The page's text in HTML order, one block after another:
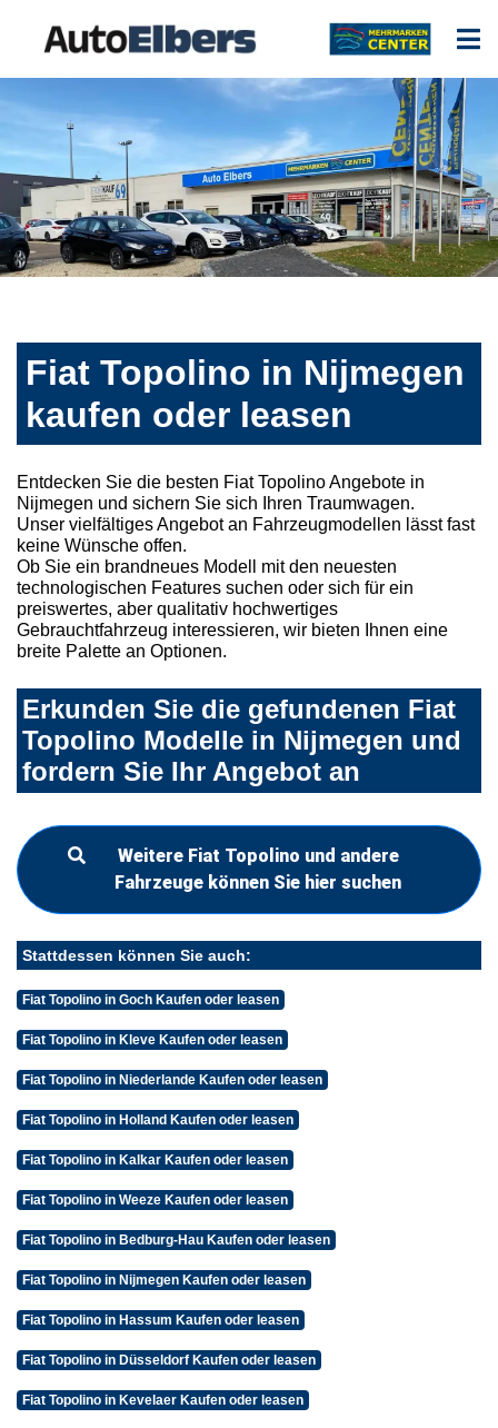
Fiat Topolino in Nijmegen
kaufen oder leasen
Entdecken Sie die besten Fiat Topolino Angebote in
Nijmegen und sichern Sie sich Ihren Traumwagen.
Unser vielfältiges Angebot an Fahrzeugmodellen lässt fast
keine Wünsche offen.
Ob Sie ein brandneues Modell mit den neuesten
technologischen Features suchen oder sich für ein
preiswertes, aber qualitativ hochwertiges
Gebrauchtfahrzeug interessieren, wir bieten Ihnen eine
breite Palette an Optionen.
Erkunden Sie die gefundenen Fiat
Topolino Modelle in Nijmegen und
fordern Sie Ihr Angebot an
Weitere Fiat Topolino und andere
Fahrzeuge können Sie hier suchen
Stattdessen können Sie auch:
Fiat Topolino in Goch Kaufen oder leasen
Fiat Topolino in Kleve Kaufen oder leasen
Fiat Topolino in Niederlande Kaufen oder leasen
Fiat Topolino in Holland Kaufen oder leasen
Fiat Topolino in Kalkar Kaufen oder leasen
Fiat Topolino in Weeze Kaufen oder leasen
Fiat Topolino in Bedburg-Hau Kaufen oder leasen
Fiat Topolino in Nijmegen Kaufen oder leasen
Fiat Topolino in Hassum Kaufen oder leasen
Fiat Topolino in Düsseldorf Kaufen oder leasen
Fiat Topolino in Kevelaer Kaufen oder leasen